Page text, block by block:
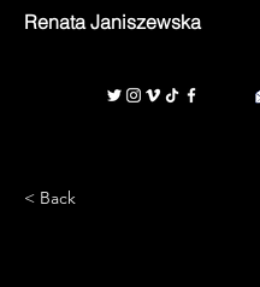
Renata Janiszewska
< Back